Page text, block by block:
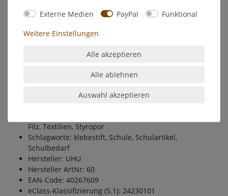
Hersteller-Name: UHU
Inhalt: 8,2 g
Kategorie der Anfangshaftung: WPA193
Konsistenz des Materials: WPA239
Lieferantenartikelnummer: 60
ohne Lösungsmittel: true
Filz, Textilien, Styropor
Schlagworte: klebestift, Schule, Schulartikel,
Schulbedarf
Hersteller: UHU
Hersteller ArtNr: 60
EAN-Code: 40267609
eClass-Klassifizierung (5.1): 24230101
Externe Medien PayPal Funktional
Weitere Einstellungen
Alle akzeptieren
Alle ablehnen
Auswahl akzeptieren